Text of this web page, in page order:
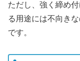
ただし、強く締め
る用途には不向き
です。